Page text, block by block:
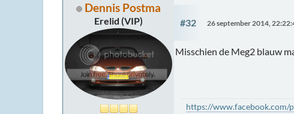
Dennis Postma
Erelid (VIP) #32 26 september 2014,
Misschien de Meg2 blauw
https://www.facebook.com/